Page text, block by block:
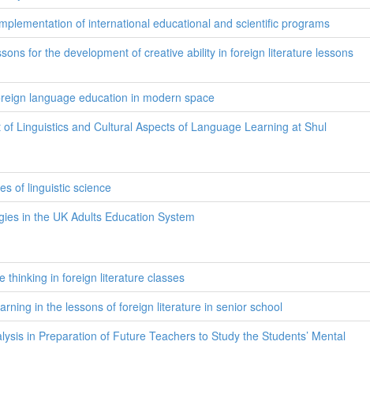
of international educational and scientific programs
for the development of creative ability in foreign literature lessons
language education in modern space
Linguistics and Cultural Aspects of Language Learning at Shul
of linguistic science
in the UK Adults Education System
thinking in foreign literature classes
in the lessons of foreign literature in senior school
in Preparation of Future Teachers to Study the Students’ Mental